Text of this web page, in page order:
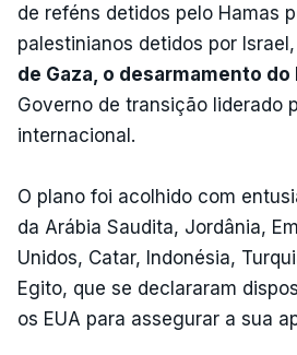
de reféns detidos pelo Hamas
palestinianos detidos por Israel,
de Gaza, o desarmamento do
Governo de transição liderado
internacional.
O plano foi acolhido com
da Arábia Saudita, Jordânia,
Unidos, Catar, Indonésia,
Egito, que se declararam
os EUA para assegurar a sua